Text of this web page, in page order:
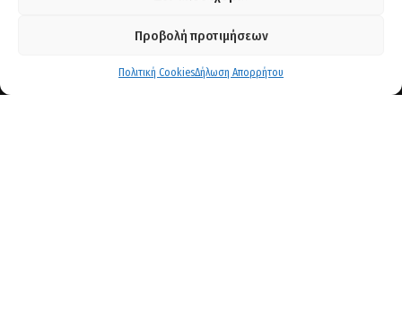
Προβολή προτιμήσεων
Πολιτική CookiesΔήλωση Απορρήτου
Αγίου Πέτρου 21- Κληροτεμάχιο 77, 56429. Θεσ/νίκη